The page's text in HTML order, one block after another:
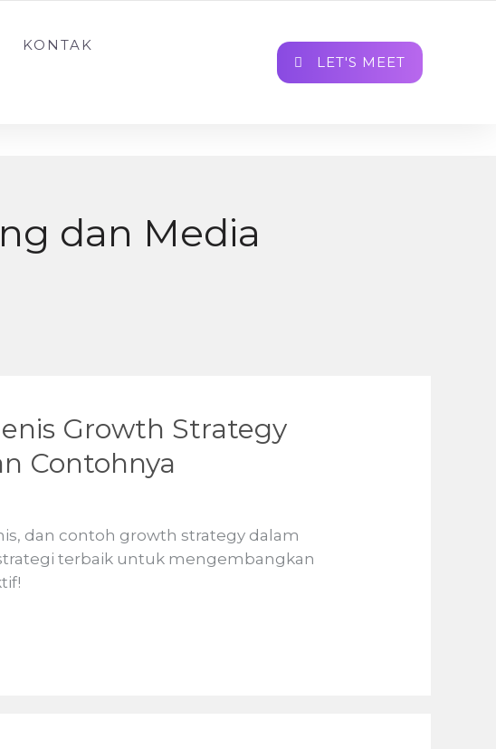
KONTAK
LET'S MEET
dan Media
Growth Strategy
Contohnya
dan contoh growth strategy dalam
terbaik untuk mengembangkan